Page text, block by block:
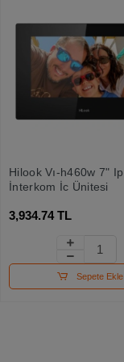
Hilook Vı-h460w 7" Ip
İnterkom İç Ünitesi
3,934.74 TL
Sepete Ekle